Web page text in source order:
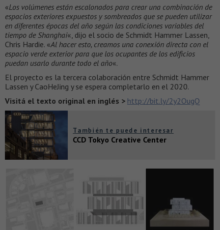
«Los volúmenes están escalonados para crear una combinación de
espacios exteriores expuestos y sombreados que se pueden utilizar
en diferentes épocas del año según las condiciones variables del
tiempo de Shanghai«, dijo el socio de Schmidt Hammer Lassen,
Chris Hardie. «Al hacer esto, creamos una conexión directa con el
espacio verde exterior para que los ocupantes de los edificios
puedan usarlo durante todo el año«.
El proyecto es la tercera colaboración entre Schmidt Hammer
Lassen y CaoHeJing y se espera completarlo en el 2020.
Visitá el texto original en inglés > http://bit.ly/2y2OugQ
También te puede interesar
CCD Tokyo Creative Center